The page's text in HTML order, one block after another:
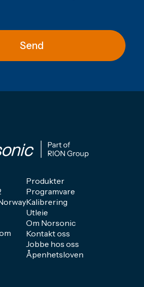
Send
Produkter
Programvare
Kalibrering
Utleie
Om Norsonic
Kontakt oss
Jobbe hos oss
Åpenhetsloven